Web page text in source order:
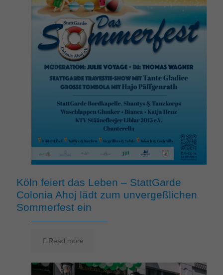
Köln feiert das Leben – StattGarde
Colonia Ahoj lädt zum unvergeßlichen
Sommerfest ein
Read more